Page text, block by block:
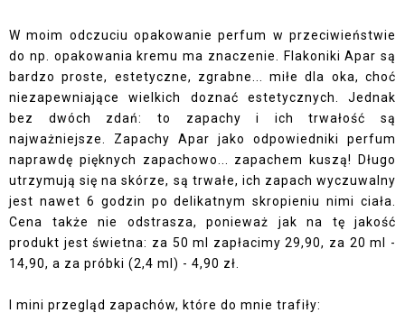
W moim odczuciu opakowanie perfum w przeciwieństwie
do np. opakowania kremu ma znaczenie. Flakoniki Apar są
bardzo proste, estetyczne, zgrabne... miłe dla oka, choć
niezapewniające wielkich doznać estetycznych. Jednak
bez dwóch zdań: to zapachy i ich trwałość są
najważniejsze. Zapachy Apar jako odpowiedniki perfum
naprawdę pięknych zapachowo... zapachem kuszą! Długo
utrzymują się na skórze, są trwałe, ich zapach wyczuwalny
jest nawet 6 godzin po delikatnym skropieniu nimi ciała.
Cena także nie odstrasza, ponieważ jak na tę jakość
produkt jest świetna: za 50 ml zapłacimy 29,90, za 20 ml -
14,90, a za próbki (2,4 ml) - 4,90 zł.
I mini przegląd zapachów, które do mnie trafiły: